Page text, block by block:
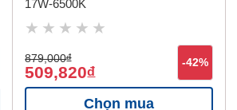
17W-6500K
879,000đ
509,820đ
-42%
Chọn mua